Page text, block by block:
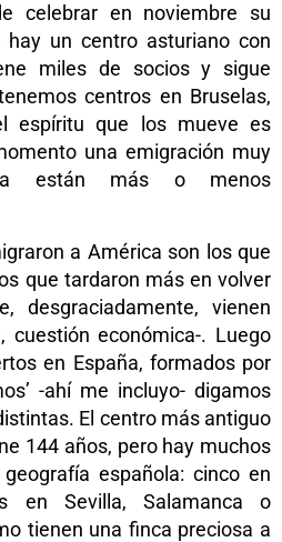
celebrar en noviembre su
hay un centro asturiano con
miles de socios y sigue
centros en Bruselas,
espíritu que los mueve es
una emigración muy
están más o menos
a América son los que
que tardaron más en volver
vienen
cuestión económica-. Luego
en España, formados por
-ahí me incluyo- digamos
El centro más antiguo
144 años, pero hay muchos
española: cinco en
en Sevilla, Salamanca o
tienen una finca preciosa a